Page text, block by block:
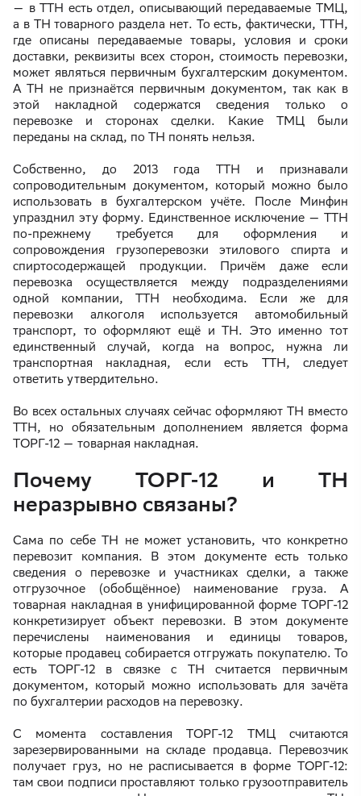
— в ТТН есть отдел, описывающий передаваемые ТМЦ,
а в ТН товарного раздела нет. То есть, фактически, ТТН,
где описаны передаваемые товары, условия и сроки
доставки, реквизиты всех сторон, стоимость перевозки,
может являться первичным бухгалтерским документом.
А ТН не признаётся первичным документом, так как в
этой накладной содержатся сведения только о
перевозке и сторонах сделки. Какие ТМЦ были
переданы на склад, по ТН понять нельзя.
Собственно, до 2013 года ТТН и признавали
сопроводительным документом, который можно было
использовать в бухгалтерском учёте. После Минфин
упразднил эту форму. Единственное исключение — ТТН
по-прежнему требуется для оформления и
сопровождения грузоперевозки этилового спирта и
спиртосодержащей продукции. Причём даже если
перевозка осуществляется между подразделениями
одной компании, ТТН необходима. Если же для
перевозки алкоголя используется автомобильный
транспорт, то оформляют ещё и ТН. Это именно тот
единственный случай, когда на вопрос, нужна ли
транспортная накладная, если есть ТТН, следует
ответить утвердительно.
Во всех остальных случаях сейчас оформляют ТН вместо
ТТН, но обязательным дополнением является форма
ТОРГ-12 — товарная накладная.
Почему ТОРГ-12 и ТН
неразрывно связаны?
Сама по себе ТН не может установить, что конкретно
перевозит компания. В этом документе есть только
сведения о перевозке и участниках сделки, а также
отгрузочное (обобщённое) наименование груза. А
товарная накладная в унифицированной форме ТОРГ-12
конкретизирует объект перевозки. В этом документе
перечислены наименования и единицы товаров,
которые продавец собирается отгружать покупателю. То
есть ТОРГ-12 в связке с ТН считается первичным
документом, который можно использовать для зачёта
по бухгалтерии расходов на перевозку.
С момента составления ТОРГ-12 ТМЦ считаются
зарезервированными на складе продавца. Перевозчик
получает груз, но не расписывается в форме ТОРГ-12:
там свои подписи проставляют только грузоотправитель